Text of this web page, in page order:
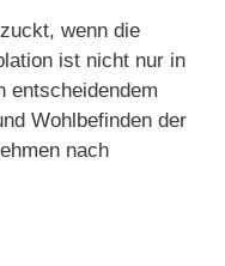
wenn die
ist nicht nur in
entscheidendem
Wohlbefinden der
nach